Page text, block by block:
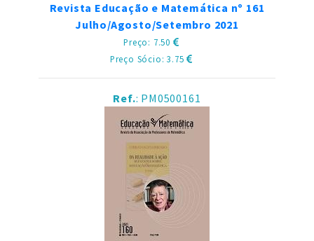
Revista Educação e Matemática nº 161
Julho/Agosto/Setembro 2021
Preço: 7.50
Preço Sócio: 3.75
Ref.: PM0500161